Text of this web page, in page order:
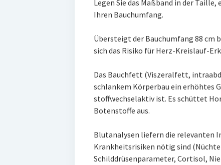
Legen Sie das Maßband in der Taille,
Ihren Bauchumfang.
Übersteigt der Bauchumfang 88 cm
sich das Risiko für Herz-Kreislauf-
Das Bauchfett (Viszeralfett,
schlankem Körperbau ein erhöhtes
stoffwechselaktiv ist. Es schüttet
Botenstoffe aus.
Blutanalysen liefern die relevanten
Krankheitsrisiken nötig sind
Schilddrüsenparameter, Cortisol,